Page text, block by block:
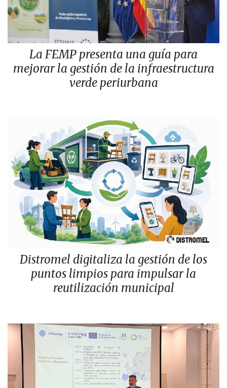
La FEMP presenta una guía para
mejorar la gestión de la infraestructura
verde periurbana
Distromel digitaliza la gestión de los
puntos limpios para impulsar la
reutilización municipal